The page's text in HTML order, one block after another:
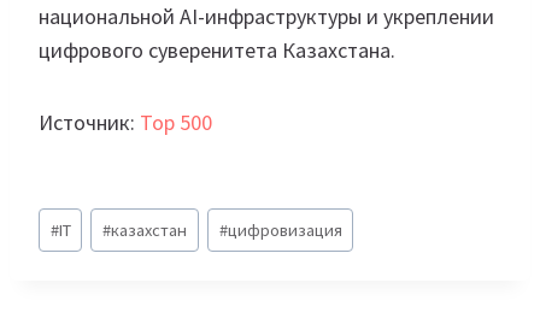
национальной AI-инфраструктуры и укреплении
цифрового суверенитета Казахстана.
Источник: Top 500
Метки
записи:
#IT #казахстан #цифровизация